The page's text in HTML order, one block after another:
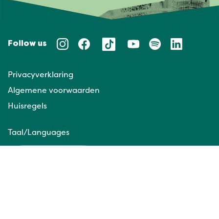
Follow us
Privacyverklaring
Algemene voorwaarden
Huisregels
Taal/Languages